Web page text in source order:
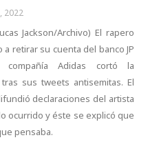
2022
Jackson/Archivo) El rapero
retirar su cuenta del banco JP
compañía Adidas cortó la
sus tweets antisemitas. El
declaraciones del artista
ocurrido y éste se explicó que
pensaba.